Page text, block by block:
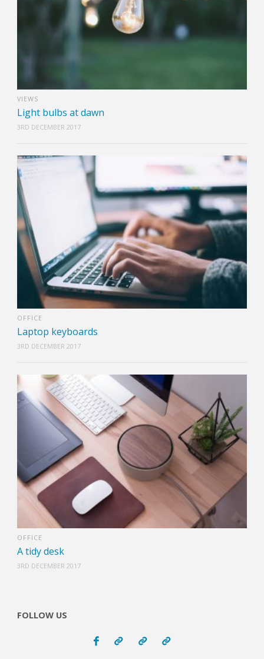
VIEWS
Light bulbs at dawn
3RD DECEMBER 2017
OFFICE
Laptop keyboards
3RD DECEMBER 2017
OFFICE
A tidy desk
3RD DECEMBER 2017
FOLLOW US